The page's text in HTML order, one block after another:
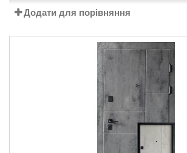
Додати для порівняння